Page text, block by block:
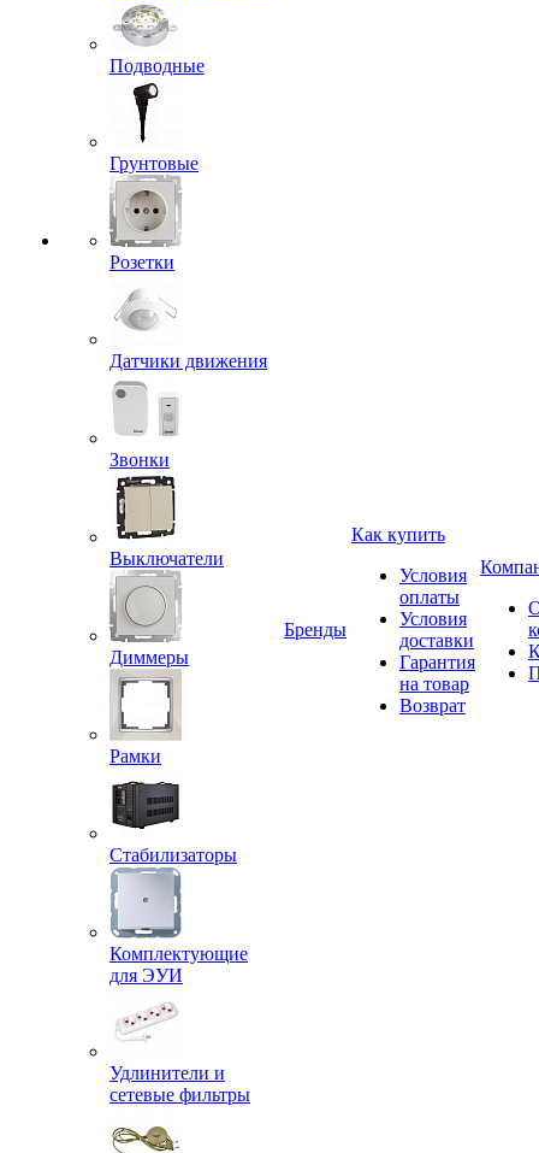
Подводные
Грунтовые
Розетки
Датчики движения
Звонки
Выключатели
Диммеры
Рамки
Стабилизаторы
Комплектующие
для ЭУИ
Удлинители и
сетевые фильтры
Бренды
Как купить
Условия
оплаты
Условия
доставки
Гарантия
на товар
Возврат